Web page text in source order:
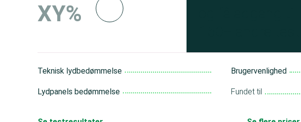
XY%
Teknisk lydbedømmelse
Lydpanels bedømmelse
Brugervenlighed
Fundet til